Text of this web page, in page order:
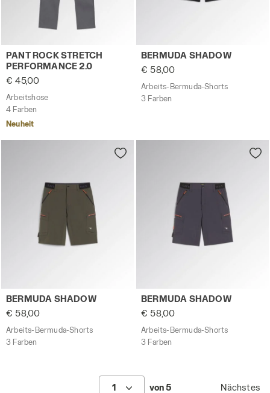
Arbeitshose PANT ROCK STRETCH PERFORMANCE 2.0
PANT ROCK STRETCH
PERFORMANCE 2.0
€ 45,00
Arbeitshose
4 Farben
Neuheit
Arbeits-Bermuda-Shorts
BERMUDA SHADOW
€ 58,00
Arbeits-Bermuda-Shorts
3 Farben
Arbeits-Bermuda-Shorts BERMUDA SHADOW TIEFSTE
BERMUDA SHADOW
€ 58,00
Arbeits-Bermuda-Shorts
3 Farben
Arbeits-Bermuda-Shorts
BERMUDA SHADOW
€ 58,00
Arbeits-Bermuda-Shorts
3 Farben
1 von 5 Nächstes